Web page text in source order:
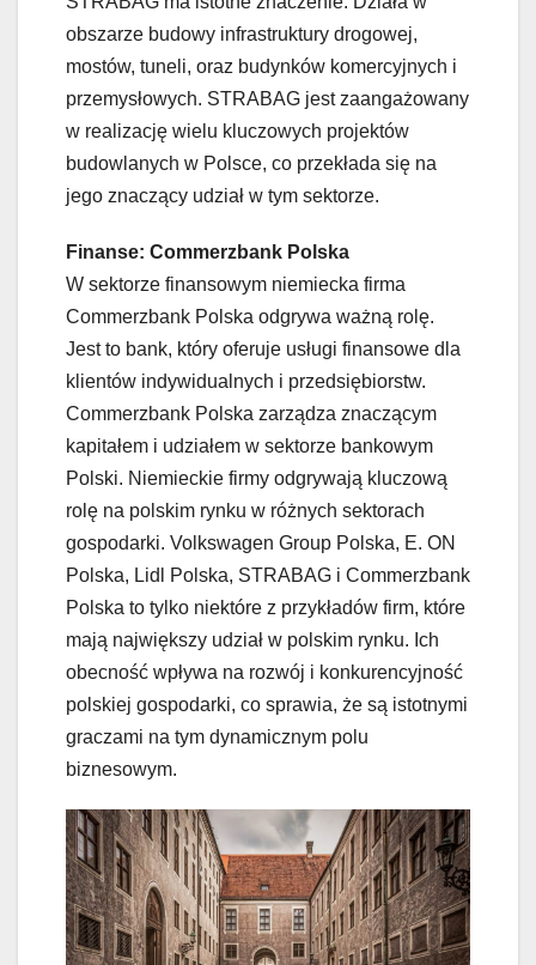
obszarze budowy infrastruktury drogowej,
mostów, tuneli, oraz budynków komercyjnych i
przemysłowych. STRABAG jest zaangażowany
w realizację wielu kluczowych projektów
budowlanych w Polsce, co przekłada się na
jego znaczący udział w tym sektorze.
Finanse: Commerzbank Polska
W sektorze finansowym niemiecka firma
Commerzbank Polska odgrywa ważną rolę.
Jest to bank, który oferuje usługi finansowe dla
klientów indywidualnych i przedsiębiorstw.
Commerzbank Polska zarządza znaczącym
kapitałem i udziałem w sektorze bankowym
Polski. Niemieckie firmy odgrywają kluczową
rolę na polskim rynku w różnych sektorach
gospodarki. Volkswagen Group Polska, E. ON
Polska, Lidl Polska, STRABAG i Commerzbank
Polska to tylko niektóre z przykładów firm, które
mają największy udział w polskim rynku. Ich
obecność wpływa na rozwój i konkurencyjność
polskiej gospodarki, co sprawia, że są istotnymi
graczami na tym dynamicznym polu
biznesowym.